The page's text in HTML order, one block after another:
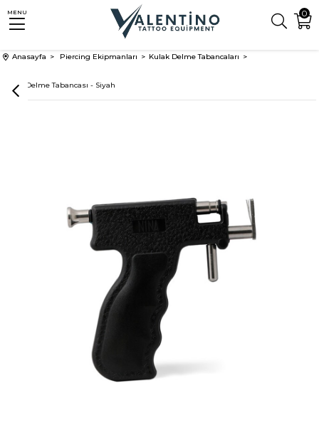
0
MENU
Anasayfa Piercing Ekipmanları Kulak Delme Tabancaları
Kulak Delme Tabancası - Siyah